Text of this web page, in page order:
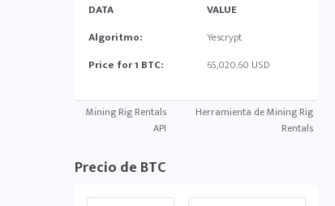
DATA
VALUE
Algoritmo:
Yescrypt
Price for 1 BTC:
65,020.60 USD
Mining Rig Rentals
API
Herramienta de Mining Rig
Rentals
Precio de BTC